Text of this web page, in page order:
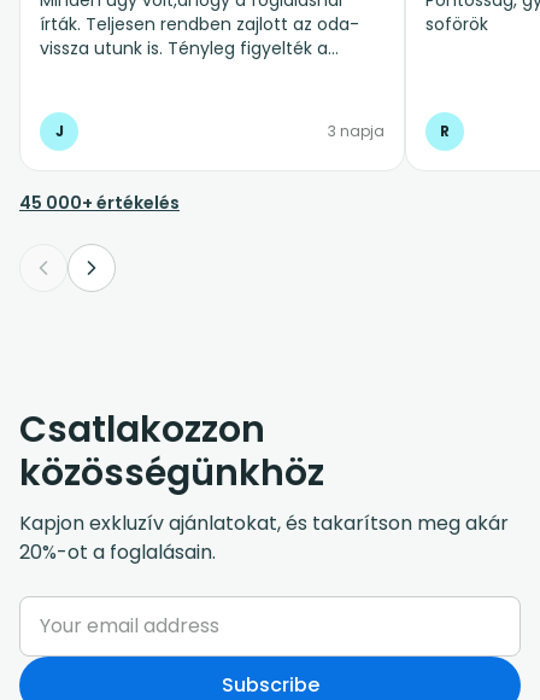
írták. Teljesen rendben zajlott az oda-
vissza utunk is. Tényleg figyelték a
J 3 napja
soförök
R
45 000+ értékelés
Csatlakozzon
közösségünkhöz
Kapjon exkluzív ajánlatokat, és takarítson meg akár
20%-ot a foglalásain.
Subscribe